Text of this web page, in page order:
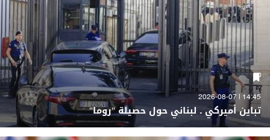
14:45 | 2026-08-07
تباين أميركي ـ لبناني حول حصيلة "روما"